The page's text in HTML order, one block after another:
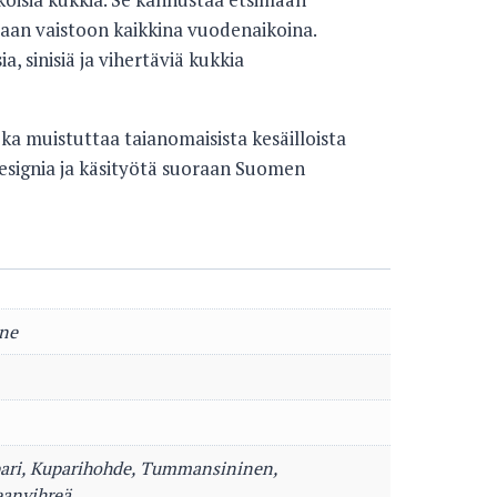
vaistoon kaikkina vuodenaikoina.
sinisiä ja vihertäviä kukkia
muistuttaa taianomaisista kesäilloista
ja käsityötä suoraan Suomen
Kuparihohde, Tummansininen,